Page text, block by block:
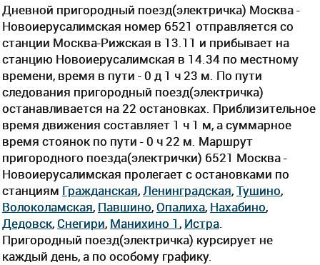
Дневной пригородный поезд(электричка) Москва -
Новоиерусалимская номер 6521 отправляется со
станции Москва-Рижская в 13.11 и прибывает на
станцию Новоиерусалимская в 14.34 по местному
времени, время в пути - 0 д 1 ч 23 м. По пути
следования пригородный поезд(электричка)
останавливается на 22 остановках. Приблизительное
время движения составляет 1 ч 1 м, а суммарное
время стоянок по пути - 0 ч 22 м. Маршрут
пригородного поезда(электрички) 6521 Москва -
Новоиерусалимская пролегает c остановками по
станциям Гражданская, Ленинградская,Тушино,
Волоколамская, Павшино,Опалиха, Нахабино,
Дедовск, Снегири, Манихино 1 , Истра
Пригородный поезд(электричка) курсирует не
каждый день, а по особому графику.